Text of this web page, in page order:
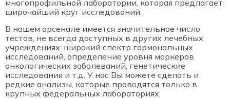
многопрофильной лаборатории, которая предлагает
широчайший круг исследований.
В нашем арсенале имеется значительное число
тестов, не всегда доступных в других лечебных
учреждениях: широкий спектр гормональных
исследований, определение уровня маркеров
онкологических заболеваний, генетические
исследования и т.д. У нас Вы можете сделать и
редкие анализы, которые проводятся только в
крупных федеральных лабораториях.